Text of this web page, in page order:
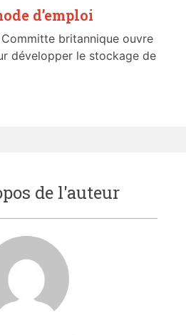
d’emploi
britannique ouvre
développer le stockage de
de l'auteur